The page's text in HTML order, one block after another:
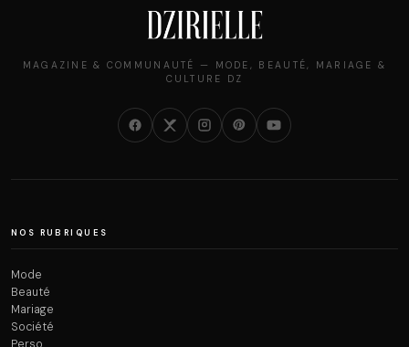
MAGAZINE & COMMUNAUTÉ — MODE, BEAUTÉ, MARIAGE &
CULTURE DZ
NOS RUBRIQUES
Mode
Beauté
Mariage
Société